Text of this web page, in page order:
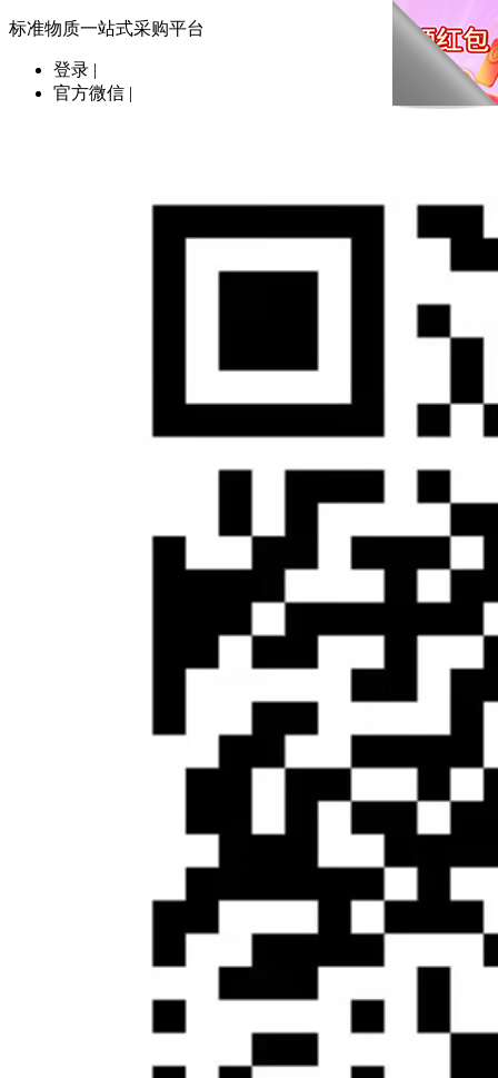
标准物质一站式采购平台
登录 |
官方微信 |